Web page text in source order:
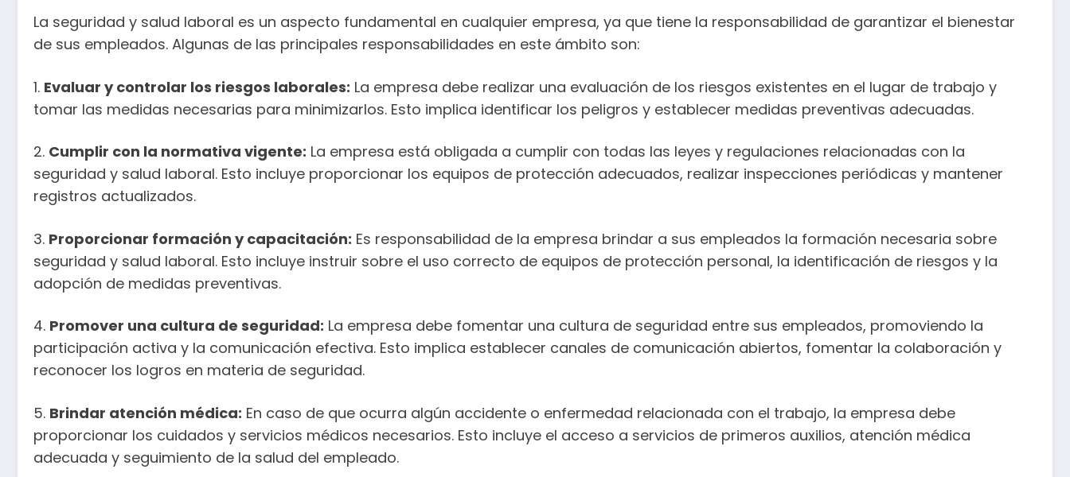
La seguridad y salud laboral es un aspecto fundamental en cualquier empresa, ya que tiene la responsabilidad de garantizar el bienestar
de sus empleados. Algunas de las principales responsabilidades en este ámbito son:
1. Evaluar y controlar los riesgos laborales: La empresa debe realizar una evaluación de los riesgos existentes en el lugar de trabajo y
tomar las medidas necesarias para minimizarlos. Esto implica identificar los peligros y establecer medidas preventivas adecuadas.
2. Cumplir con la normativa vigente: La empresa está obligada a cumplir con todas las leyes y regulaciones relacionadas con la
seguridad y salud laboral. Esto incluye proporcionar los equipos de protección adecuados, realizar inspecciones periódicas y mantener
registros actualizados.
3. Proporcionar formación y capacitación: Es responsabilidad de la empresa brindar a sus empleados la formación necesaria sobre
seguridad y salud laboral. Esto incluye instruir sobre el uso correcto de equipos de protección personal, la identificación de riesgos y la
adopción de medidas preventivas.
4. Promover una cultura de seguridad: La empresa debe fomentar una cultura de seguridad entre sus empleados, promoviendo la
participación activa y la comunicación efectiva. Esto implica establecer canales de comunicación abiertos, fomentar la colaboración y
reconocer los logros en materia de seguridad.
5. Brindar atención médica: En caso de que ocurra algún accidente o enfermedad relacionada con el trabajo, la empresa debe
proporcionar los cuidados y servicios médicos necesarios. Esto incluye el acceso a servicios de primeros auxilios, atención médica
adecuada y seguimiento de la salud del empleado.